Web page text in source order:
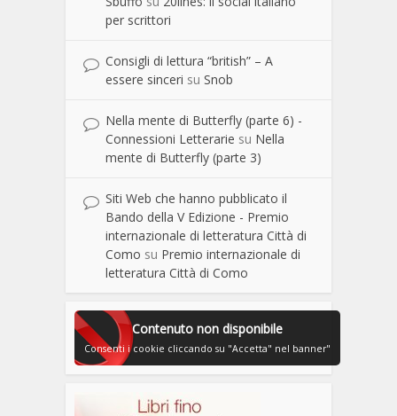
per scrittori
Consigli di lettura “british” – A
essere sinceri su Snob
Nella mente di Butterfly (parte 6) -
Connessioni Letterarie su Nella
mente di Butterfly (parte 3)
Siti Web che hanno pubblicato il
Bando della V Edizione - Premio
internazionale di letteratura Città di
Como su Premio internazionale di
letteratura Città di Como
Contenuto non disponibile
Consenti i cookie cliccando su "Accetta" nel banner"